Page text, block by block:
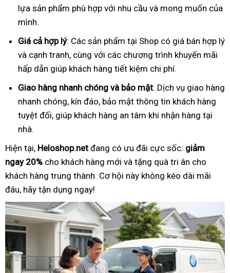
lựa sản phẩm phù hợp với nhu cầu và mong muốn của
mình.
Giá cả hợp lý: Các sản phẩm tại Shop có giá bán hợp lý
và cạnh tranh, cùng với các chương trình khuyến mãi
hấp dẫn giúp khách hàng tiết kiệm chi phí.
Giao hàng nhanh chóng và bảo mật: Dịch vụ giao hàng
nhanh chóng, kín đáo, bảo mật thông tin khách hàng
tuyệt đối, giúp khách hàng an tâm khi nhận hàng tại
nhà.
Hiện tại, Heloshop.net đang có ưu đãi cực sốc: giảm
ngay 20% cho khách hàng mới và tặng quà tri ân cho
khách hàng trung thành. Cơ hội này không kéo dài mãi
đâu, hãy tận dụng ngay!